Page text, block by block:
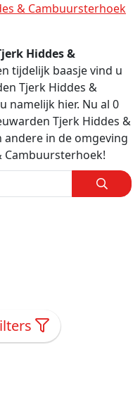
& Cambuursterhoek
Hiddes &
tijdelijk baasje vind u
Tjerk Hiddes &
namelijk hier. Nu al 0
Tjerk Hiddes &
in de omgeving
Cambuursterhoek!